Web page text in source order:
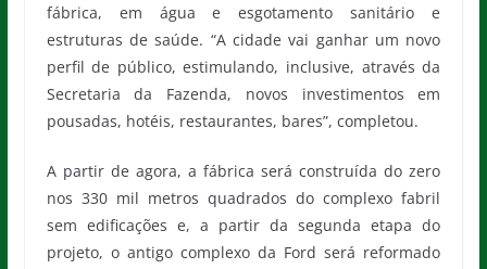
fábrica, em água e esgotamento sanitário e
estruturas de saúde. “A cidade vai ganhar um novo
perfil de público, estimulando, inclusive, através da
Secretaria da Fazenda, novos investimentos em
pousadas, hotéis, restaurantes, bares”, completou.
A partir de agora, a fábrica será construída do zero
nos 330 mil metros quadrados do complexo fabril
sem edificações e, a partir da segunda etapa do
projeto, o antigo complexo da Ford será reformado